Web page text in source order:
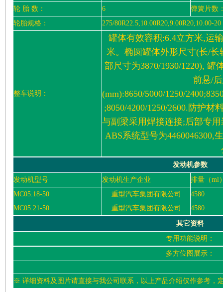
轮 胎 数：
6
弹簧片数
轮胎规格：
275/80R22.5,10.00R20,9.00R20,10.00-20
整车说明：
罐体有效容积:6.4立方米,运
米。椭圆罐体外形尺寸(长/长
部尺寸为3870/1930/1220), 罐
前悬/
(mm):8650/5000/1250/
;8050/4200/1250/2600.防护
与副梁采用焊接连接;后部专
ABS系统型号为4460046300,
发动机参数
发动机型号
发动机生产企业
排量（ml
MC05.18-50
MC05.21-50
重型汽车集团有限公司
重型汽车集团有限公司
4580
4580
其它资料
专用功能说明：
多方位图展示：
※ 详细资料及图片请直接与我公司联系，以上产品介绍仅作参考，